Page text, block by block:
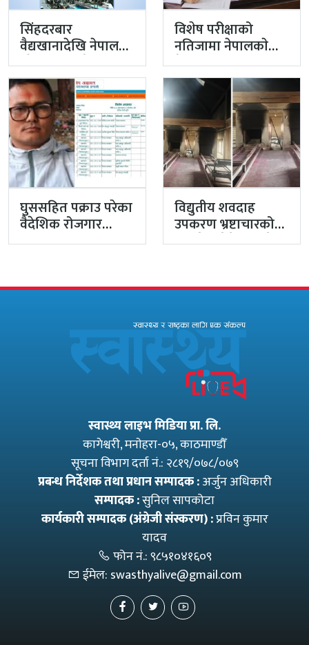
सिंहदरबार
वैद्यखानादेखि नेपाल
औषधि लिमिटेडसम्म
प्रधानमन्त्रीको
प्राथमिकतामा
विशेष परीक्षाको
नतिजामा नेपालकाे
मेडिकल शिक्षाको
गुणस्तर अब्बल
घुससहित पक्राउ परेका
वैदेशिक रोजगार
विभागका नासु मस्राङ्गी
विद्युतीय शवदाह
उपकरण भ्रष्टाचारको
मुद्दा हेर्दा हेर्दैमा राखेर
स्वास्थ्य लाइभ मिडिया प्रा. लि.
कागेश्वरी, मनाेहरा-०५, काठमाण्डौँ
सूचना विभाग दर्ता नं.: २८१९/०७८/०७९
प्रबन्ध निर्देशक तथा प्रधान सम्पादक :अर्जुन अधिकारी
सम्पादक :सुनिल सापकोटा
कार्यकारी सम्पादक (अंग्रेजी संस्करण) :प्रविन कुमार
यादव
फोन नं.:९८५१०४१६०९
ईमेल: swasthyalive@gmail.com